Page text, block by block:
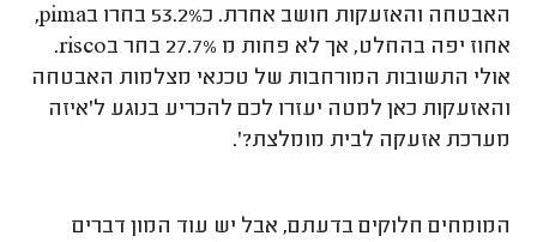
האבטחה והאזעקות חושב אחרת. כ53.2% בחרו ב
pima
,
אחוז יפה בהחלט, אך לא פחות מ 27.7% בחר ב
risco
.
אולי התשובות המורחבות של טכנאי מצלמות האבטחה
והאזעקות כאן למטה יעזרו לכם להכריע בנוגע ל'איזה
מערכת אזעקה לבית מומלצת?'.
המומחים חלוקים בדעתם, אבל יש עוד המון דברים